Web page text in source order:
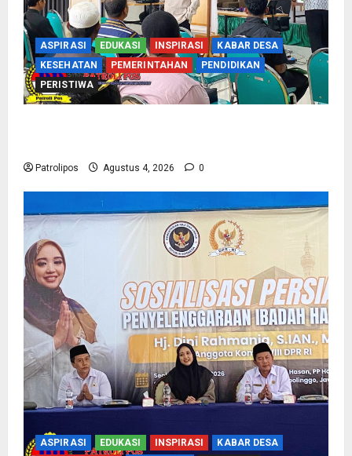
ASPIRASI EDUKASI INSPIRASI
KABAR DESA
KESEHATAN
PEMERINTAHAN
PENDIDIKAN
PERISTIWA
Patrolipos Agustus 4, 2026 0
ASPIRASI EDUKASI INSPIRASI
KABAR DESA